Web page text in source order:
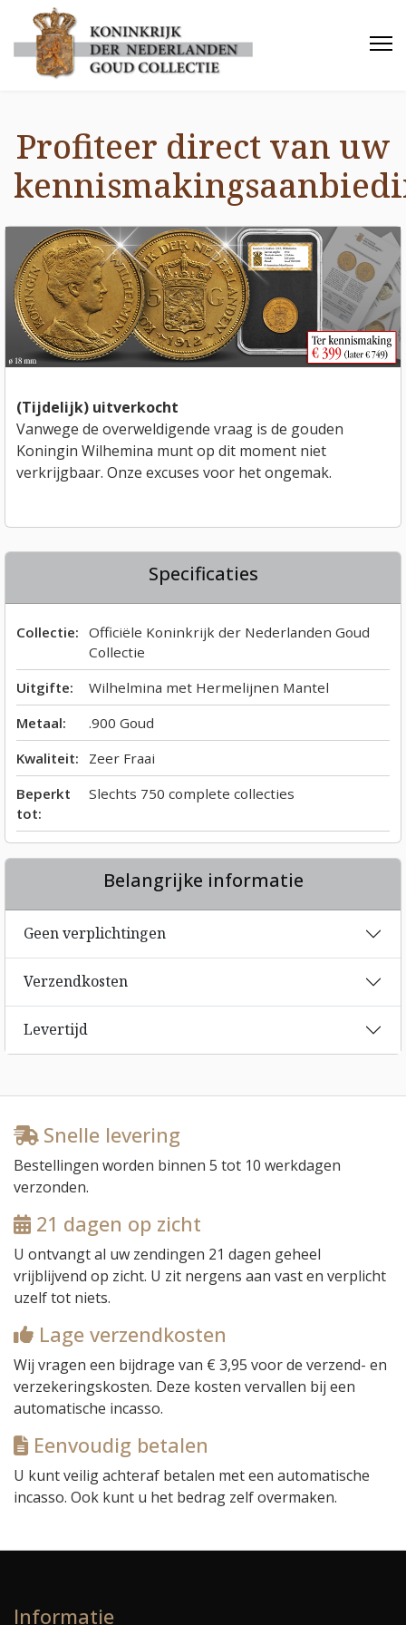
Profiteer direct van uw
(Tijdelijk) uitverkocht
Vanwege de overweldigende vraag is de gouden
Koningin Wilhemina munt op dit moment niet
verkrijgbaar. Onze excuses voor het ongemak.
Specificaties
Collectie: Officiële Koninkrijk der Nederlanden Goud
Collectie
Uitgifte:
Wilhelmina met Hermelijnen Mantel
Metaal:
.900 Goud
Kwaliteit:
Zeer Fraai
Beperkt
tot:
Slechts 750 complete collecties
Belangrijke informatie
Geen verplichtingen
Verzendkosten
Levertijd
Snelle levering
Bestellingen worden binnen 5 tot 10 werkdagen
verzonden.
21 dagen op zicht
U ontvangt al uw zendingen 21 dagen geheel
vrijblijvend op zicht. U zit nergens aan vast en verplicht
uzelf tot niets.
Lage verzendkosten
Wij vragen een bijdrage van € 3,95 voor de verzend- en
verzekeringskosten. Deze kosten vervallen bij een
automatische incasso.
Eenvoudig betalen
U kunt veiligachteraf betalen met een automatische
incasso. Ook kunt u het bedrag zelf overmaken.
Informatie